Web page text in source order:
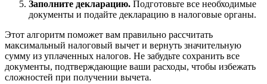
Заполните декларацию. Подготовьте все необходимые
документы и подайте декларацию в налоговые органы.
Этот алгоритм поможет вам правильно рассчитать
максимальный налоговый вычет и вернуть значительную
сумму из уплаченных налогов. Не забудьте сохранить все
документы, подтверждающие ваши расходы, чтобы избежать
сложностей при получении вычета.